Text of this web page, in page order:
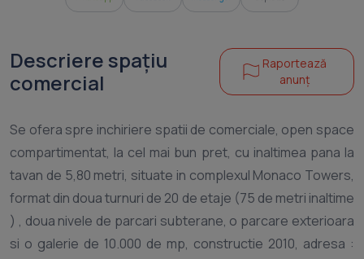
Descriere spațiu
comercial
Raportează
anunț
Se ofera spre inchiriere spatii de comerciale, open space
compartimentat, la cel mai bun pret, cu inaltimea pana la
tavan de 5,80 metri, situate in complexul Monaco Towers,
format din doua turnuri de 20 de etaje (75 de metri inaltime
) , doua nivele de parcari subterane, o parcare exterioara
si o galerie de 10.000 de mp, constructie 2010, adresa :